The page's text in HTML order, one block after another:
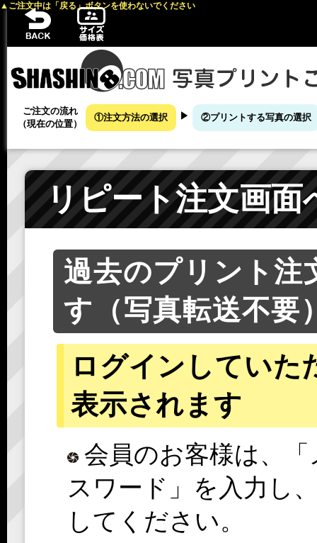
▲ご注文中は「戻る」ボタンを使わないでください
ご注文の流れ
（現在の位置）
①注文方法の選択 ▶ ②プリントする写真の選択
リピート注文画面
過去のプリント注
す（写真転送不要
ログインしていた
表示されます
会員のお客様は、
スワード」を入力し
してください。